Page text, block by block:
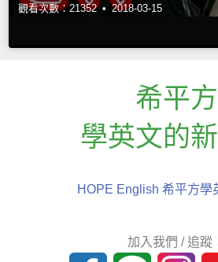
觀看次數：21352 • 2018-03-15
希平方
學英文的
HOPE English 希平方學
加入我們 / 追蹤